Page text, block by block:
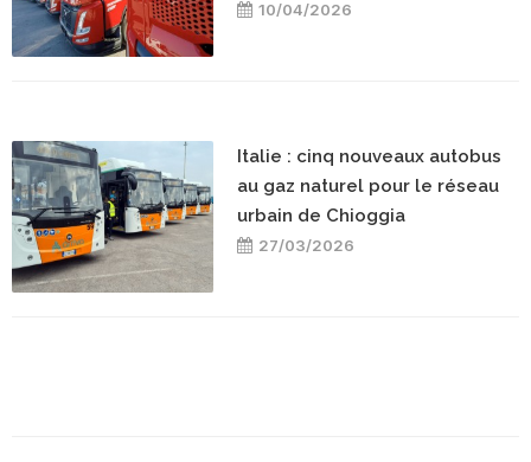
10/04/2026
Italie : cinq nouveaux autobus
au gaz naturel pour le réseau
urbain de Chioggia
27/03/2026